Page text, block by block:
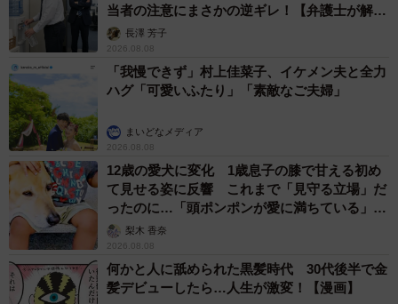
当者の注意にまさかの逆ギレ！【弁護士が解
説】長澤 芳子
2026.08.08
「我慢できず」村上佳菜子、イケメン夫と全力
ハグ「可愛いふたり」「素敵なご夫婦」
まいどなメディア
2026.08.08
12歳の愛犬に変化 1歳息子の膝で甘える初め
て見せる姿に反響 これまで「見守る立場」だ
ったのに…「頭ポンポンが愛に満ちている」
「尊…」
梨木 香奈
2026.08.08
何かと人に舐められた黒髪時代 30代後半で金
髪デビューしたら…人生が激変！【漫画】